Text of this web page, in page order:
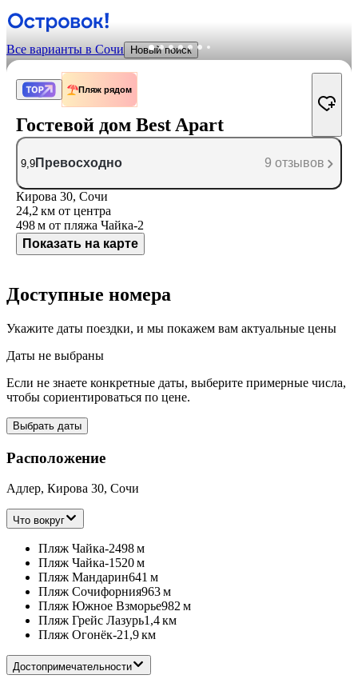
Все варианты в Сочи Новый поиск
Пляж рядом
Гостевой дом Best Apart
9,9 Превосходно 9 отзывов
Кирова 30, Сочи
24,2 км от центра
498 м от пляжа Чайка-2
Показать на карте
Доступные номера
Укажите даты поездки, и мы покажем вам актуальные цены
Даты не выбраны
Если не знаете конкретные даты, выберите примерные числа,
чтобы сориентироваться по цене.
Выбрать даты
Расположение
Адлер, Кирова 30, Сочи
Что вокруг
Пляж Чайка-2498 м
Пляж Чайка-1 520 м
Пляж Мандарин641 м
Пляж Сочифорния963 м
Пляж Южное Взморье982 м
Пляж Грейс Лазурь1,4 км
Пляж Огонёк-21,9 км
Достопримечательности